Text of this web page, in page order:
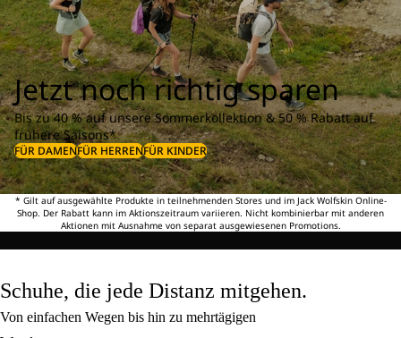
Jetzt noch richtig sparen
Bis zu 40 % auf unsere Sommerkollektion & 50 % Rabatt auf
frühere Saisons*
FÜR DAMENFÜR HERRENFÜR KINDER
* Gilt auf ausgewählte Produkte in teilnehmenden Stores und im Jack Wolfskin Online-
Shop. Der Rabatt kann im Aktionszeitraum variieren. Nicht kombinierbar mit anderen
Aktionen mit Ausnahme von separat ausgewiesenen Promotions.
Schuhe, die jede Distanz mitgehen.
Von einfachen Wegen bis hin zu mehrtägigen